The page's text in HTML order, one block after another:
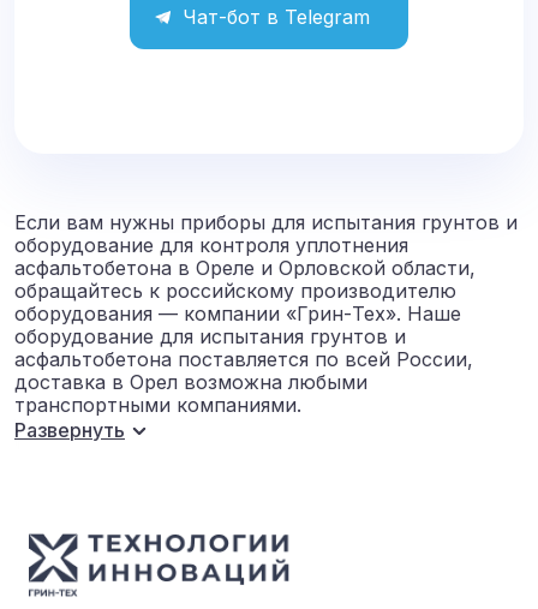
Чат-бот в Telegram
Если вам нужны приборы для испытания грунтов и
оборудование для контроля уплотнения
асфальтобетона в Ореле и Орловской области,
обращайтесь к российскому производителю
оборудования — компании «Грин-Тех». Наше
оборудование для испытания грунтов и
асфальтобетона поставляется по всей России,
доставка в Орел возможна любыми
транспортными компаниями.
Развернуть